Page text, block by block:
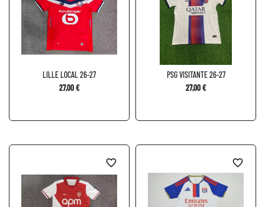
LILLE LOCAL 26-27
27,00 €
PSG VISITANTE 26-27
27,00 €
favorite_border favorite_border